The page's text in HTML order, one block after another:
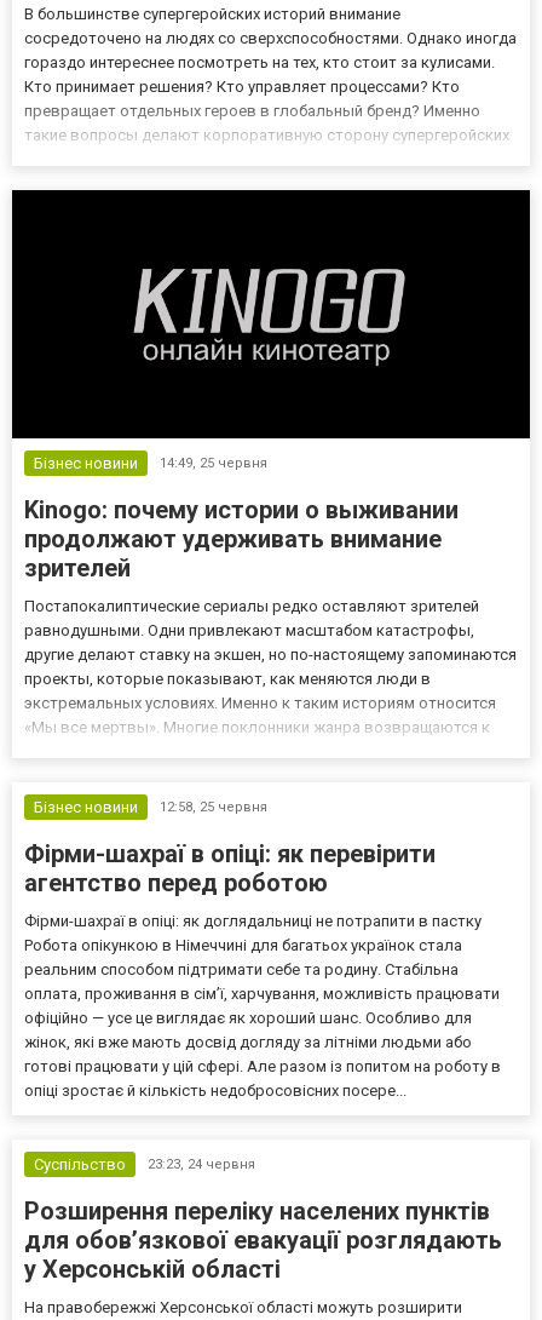
В большинстве супергеройских историй внимание
сосредоточено на людях со сверхспособностями. Однако иногда
гораздо интереснее посмотреть на тех, кто стоит за кулисами.
Кто принимает решения? Кто управляет процессами? Кто
превращает отдельных героев в глобальный бренд? Именно
такие вопросы делают корпоративную сторону супергеройских
Бізнес новини 14:49, 25 червня
Kinogo: почему истории о выживании
продолжают удерживать внимание
зрителей
Постапокалиптические сериалы редко оставляют зрителей
равнодушными. Одни привлекают масштабом катастрофы,
другие делают ставку на экшен, но по-настоящему запоминаются
проекты, которые показывают, как меняются люди в
экстремальных условиях. Именно к таким историям относится
«Мы все мертвы». Многие поклонники жанра возвращаются к
серий проект сумел...
Бізнес новини 12:58, 25 червня
Фірми-шахраї в опіці: як перевірити
агентство перед роботою
Фірми-шахраї в опіці: як доглядальниці не потрапити в пастку
Робота опікункою в Німеччині для багатьох українок стала
реальним способом підтримати себе та родину. Стабільна
оплата, проживання в сім’ї, харчування, можливість працювати
офіційно — усе це виглядає як хороший шанс. Особливо для
жінок, які вже мають досвід догляду за літніми людьми або
готові працювати у цій сфері. Але разом із попитом на роботу в
опіці зростає й кількість недобросовісних посере...
Суспільство 23:23, 24 червня
Розширення переліку населених пунктів
для обов’язкової евакуації розглядають
у Херсонській області
На правобережжі Херсонської області можуть розширити